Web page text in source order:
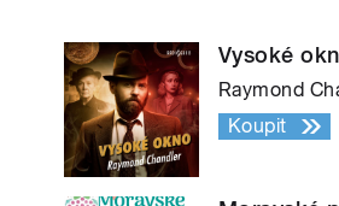
Vysoké
Raymond
Koupit